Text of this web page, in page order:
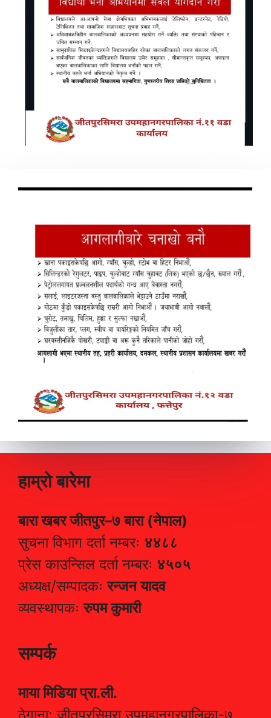
हाम्रो बारेमा
बारा खबर जीतपुर–७ बारा (नेपाल)
सुचना विभाग दर्ता नम्बरः ४४८८
प्रेस काउन्सिल दर्ता नम्बरः ४५०५
अध्यक्ष/सम्पादकःरन्जन यादव
व्यवस्थापकःरुपम कुमारी
सम्पर्क
माया मिडिया प्रा.ली.